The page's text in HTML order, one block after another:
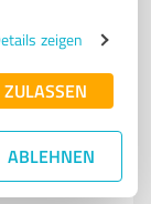
zeigen
ABLEHNEN
und